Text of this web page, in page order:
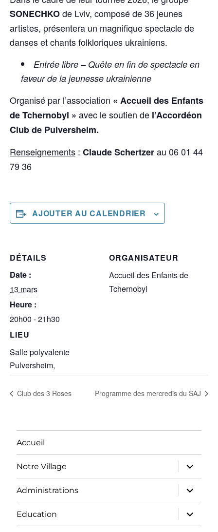
SONECHKOde Lviv, composé de 36 jeunes
artistes, présentera un magnifique spectacle de
danses et chants folkloriques ukrainiens.
Entrée libre – Quête en fin de spectacle en
faveur de la jeunesse ukrainienne
Organisé par l’association « Accueil des Enfants
de Tchernobyl » avec le soutien de l’Accordéon
Club de Pulversheim.
Renseignements : Claude Schertzerau 06 01 44
79 36
AJOUTER AU CALENDRIER
DÉTAILS
Date :
13 mars
Heure :
20h00 - 21h30
LIEU
Salle polyvalente
Pulversheim,
ORGANISATEUR
Accueil des Enfants de
Tchernobyl
Club des 3 Roses Programme des mercredis du SAJ
Accueil
Notre Village
ouvrir
le
sous-
menu
Administrations
ouvrir
le
sous-
menu
Education
ouvrir
le
sous-